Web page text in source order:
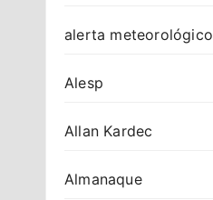
alerta meteorológico
Alesp
Allan Kardec
Almanaque